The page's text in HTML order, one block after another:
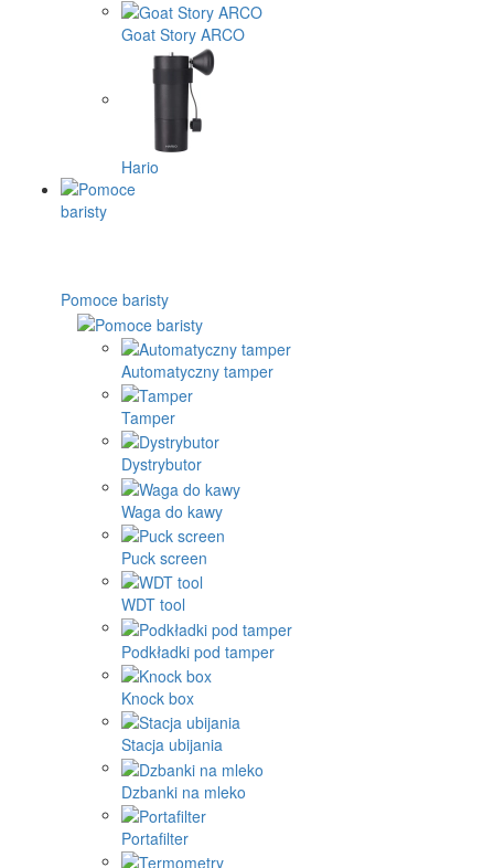
Goat Story ARCO
Hario
Pomoce baristy
Automatyczny tamper
Tamper
Dystrybutor
Waga do kawy
Puck screen
WDT tool
Podkładki pod tamper
Knock box
Stacja ubijania
Dzbanki na mleko
Portafilter